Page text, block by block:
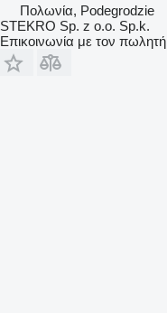
Πολωνία, Podegrodzie
STEKRO Sp. z o.o. Sp.k.
Επικοινωνία με τον πωλητή